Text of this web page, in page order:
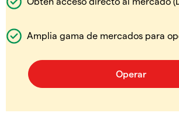
Amplia gama de mercados para